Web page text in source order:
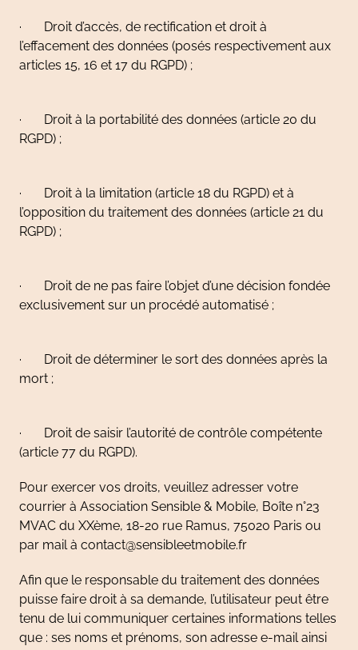
· Droit d’accès, de rectification et droit à
l’effacement des données (posés respectivement aux
articles 15, 16 et 17 du RGPD) ;
· Droit à la portabilité des données (article 20 du
RGPD) ;
· Droit à la limitation (article 18 du RGPD) et à
l’opposition du traitement des données (article 21 du
RGPD) ;
· Droit de ne pas faire l’objet d’une décision fondée
exclusivement sur un procédé automatisé ;
· Droit de déterminer le sort des données après la
mort ;
· Droit de saisir l’autorité de contrôle compétente
(article 77 du RGPD).
Pour exercer vos droits, veuillez adresser votre
courrier à Association Sensible & Mobile, Boîte n°23
MVAC du XXème, 18-20 rue Ramus, 75020 Paris ou
par mail à contact@sensibleetmobile.fr
Afin que le responsable du traitement des données
puisse faire droit à sa demande, l’utilisateur peut être
tenu de lui communiquer certaines informations telles
que : ses noms et prénoms, son adresse e-mail ainsi